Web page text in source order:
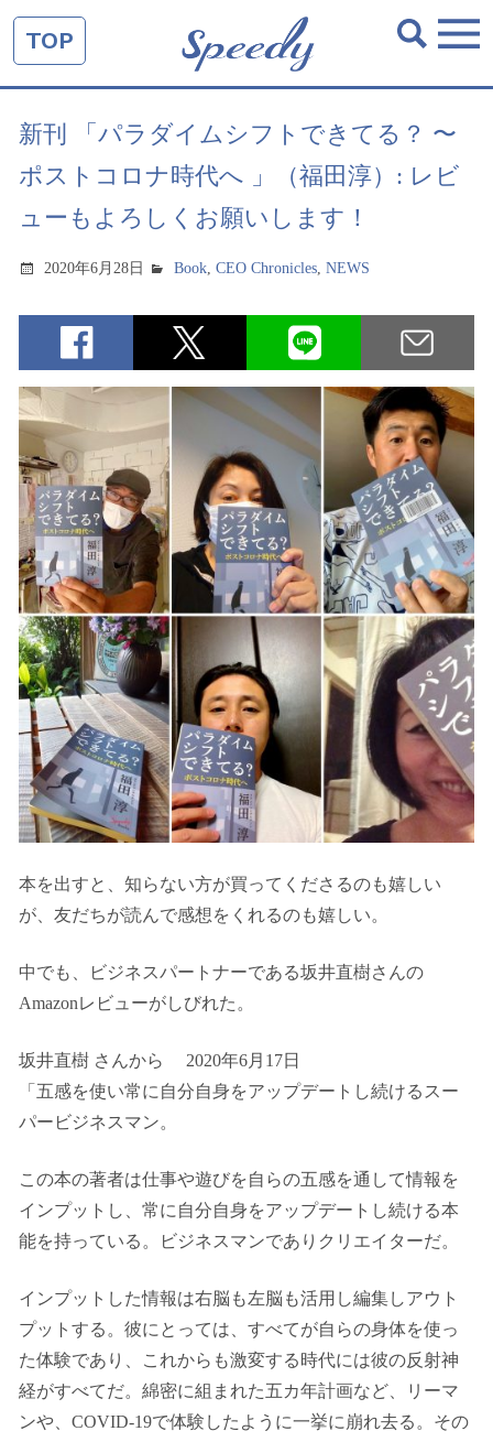
TOP
新刊 「パラダイムシフトできてる？ 〜
ポストコロナ時代へ 」（福田淳）: レビ
ューもよろしくお願いします！
2020年6月28日 Book,CEO Chronicles,NEWS
本を出すと、知らない方が買ってくださるのも嬉しい
が、友だちが読んで感想をくれるのも嬉しい。
中でも、ビジネスパートナーである坂井直樹さんの
Amazonレビューがしびれた。
坂井直樹 さんから 2020年6月17日
「五感を使い常に自分自身をアップデートし続けるスー
パービジネスマン。
この本の著者は仕事や遊びを自らの五感を通して情報を
インプットし、常に自分自身をアップデートし続ける本
能を持っている。ビジネスマンでありクリエイターだ。
インプットした情報は右脳も左脳も活用し編集しアウト
プットする。彼にとっては、すべてが自らの身体を使っ
た体験であり、これからも激変する時代には彼の反射神
経がすべてだ。綿密に組まれた五カ年計画など、リーマ
ンや、COVID-19で体験したように一挙に崩れ去る。その